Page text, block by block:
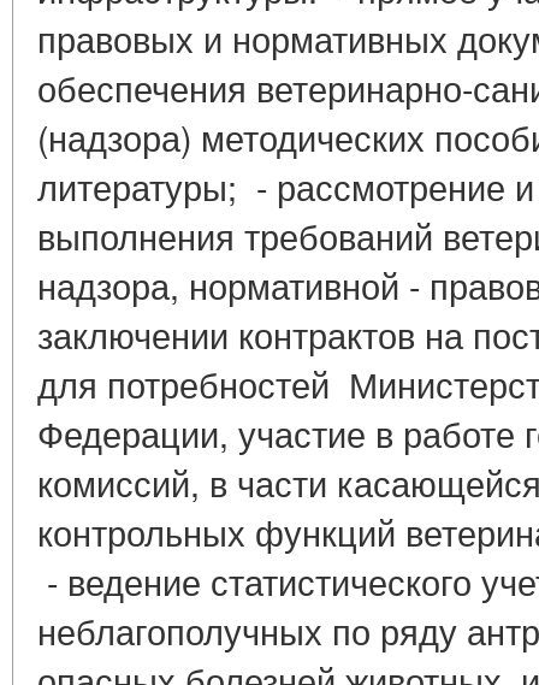
правовых и нормативных
обеспечения ветеринарно-
(надзора) методических
литературы; - рассмотрение
выполнения требований
надзора, нормативной -
заключении контрактов на
для потребностей
Федерации, участие в работе
комиссий, в части
контрольных функций
- ведение статистического
неблагополучных по ряду